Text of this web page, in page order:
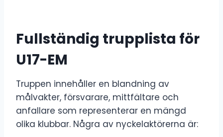
Fullständig trupplista för
U17-EM
Truppen innehåller en blandning av
målvakter, försvarare, mittfältare och
anfallare som representerar en mängd
olika klubbar. Några av nyckelaktörerna är: